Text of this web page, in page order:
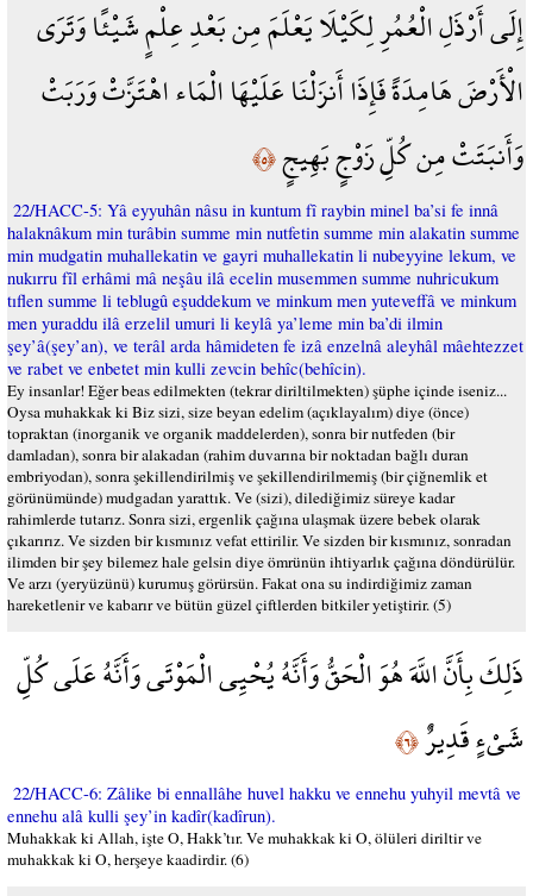
إِلَى أَرْذَلِ الْعُمُرِ لِكَيْلَا يَعْلَمَ مِن بَعْدِ عِلْمٍ شَيْئًا وَتَرَى
الْأَرْضَ هَامِدَةً فَإِذَا أَنزَلْنَا عَلَيْهَا الْمَاء اهْتَزَّتْ وَرَبَتْ
وَأَنبَتَتْ مِن كُلِّ زَوْجٍ بَهِيجٍ﴿٥﴾
22/HACC-5: Yâ eyyuhân nâsu in kuntum fî raybin minel ba’si fe innâ
halaknâkum min turâbin summe min nutfetin summe min alakatin summe
min mudgatin muhallekatin ve gayri muhallekatin li nubeyyine lekum, ve
nukırru fîl erhâmi mâ neşâu ilâ ecelin musemmen summe nuhricukum
tıflen summe li teblugû eşuddekum ve minkum men yuteveffâ ve minkum
men yuraddu ilâ erzelil umuri li keylâ ya’leme min ba’di ilmin
şey’â(şey’an), ve terâl arda hâmideten fe izâ enzelnâ aleyhâl mâehtezzet
ve rabet ve enbetet min kulli zevcin behîc(behîcin).
Ey insanlar! Eğer beas edilmekten (tekrar diriltilmekten) şüphe içinde iseniz...
Oysa muhakkak ki Biz sizi, size beyan edelim (açıklayalım) diye (önce)
topraktan (inorganik ve organik maddelerden), sonra bir nutfeden (bir
damladan), sonra bir alakadan (rahim duvarına bir noktadan bağlı duran
embriyodan), sonra şekillendirilmiş ve şekillendirilmemiş (bir çiğnemlik et
görünümünde) mudgadan yarattık. Ve (sizi), dilediğimiz süreye kadar
rahimlerde tutarız. Sonra sizi, ergenlik çağına ulaşmak üzere bebek olarak
çıkarırız. Ve sizden bir kısmınız vefat ettirilir. Ve sizden bir kısmınız, sonradan
ilimden bir şey bilemez hale gelsin diye ömrünün ihtiyarlık çağına döndürülür.
Ve arzı (yeryüzünü) kurumuş görürsün. Fakat ona su indirdiğimiz zaman
hareketlenir ve kabarır ve bütün güzel çiftlerden bitkiler yetiştirir. (5)
ذَلِكَ بِأَنَّ اللَّهَ هُوَ الْحَقُّ وَأَنَّهُ يُحْيِي الْمَوْتَى وَأَنَّهُ عَلَى كُلِّ
شَيْءٍ قَدِيرٌ﴿٦﴾
22/HACC-6: Zâlike bi ennallâhe huvel hakku ve ennehu yuhyil mevtâ ve
ennehu alâ kulli şey’in kadîr(kadîrun).
Muhakkak ki Allah, işte O, Hakk’tır. Ve muhakkak ki O, ölüleri diriltir ve
muhakkak ki O, herşeye kaadirdir. (6)